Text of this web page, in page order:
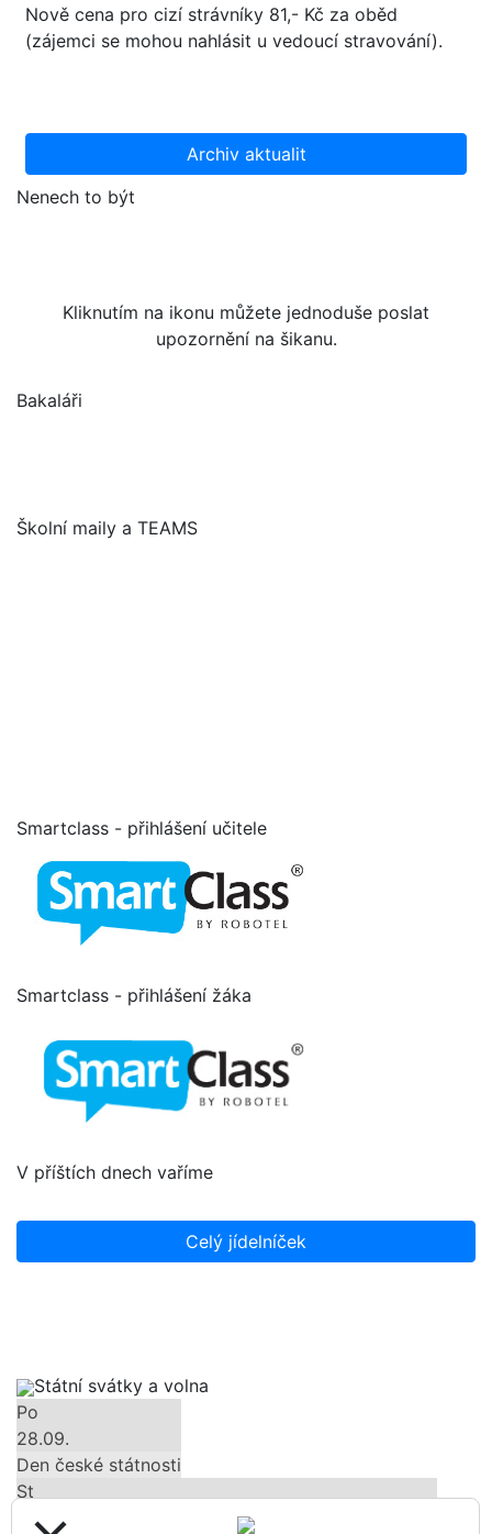
Nově cena pro cizí strávníky 81,- Kč za oběd
(zájemci se mohou nahlásit u vedoucí stravování).
Archiv aktualit
Nenech to být
Kliknutím na ikonu můžete jednoduše poslat
upozornění na šikanu.
Bakaláři
Školní maily a TEAMS
Smartclass - přihlášení učitele
Smartclass - přihlášení žáka
V příštích dnech vaříme
Celý jídelníček
Státní svátky a volna
Po
28.09.
Den české státnosti
St
28.10.